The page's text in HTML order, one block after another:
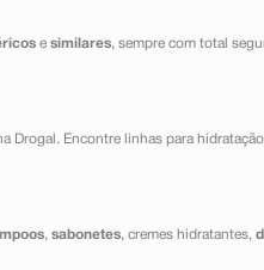
e similares, sempre com total
Drogal. Encontre linhas para
, sabonetes, cremes hidratantes,